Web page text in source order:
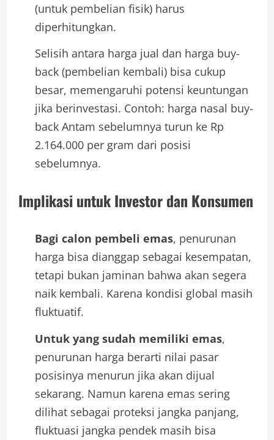
(untuk pembelian fisik) harus
diperhitungkan.
Selisih antara harga jual dan harga buy-
back (pembelian kembali) bisa cukup
besar, memengaruhi potensi keuntungan
jika berinvestasi. Contoh: harga nasal buy-
back Antam sebelumnya turun ke Rp
2.164.000 per gram dari posisi
sebelumnya.
Implikasi untuk Investor dan Konsumen
Bagi calon pembeli emas, penurunan
harga bisa dianggap sebagai kesempatan,
tetapi bukan jaminan bahwa akan segera
naik kembali. Karena kondisi global masih
fluktuatif.
Untuk yang sudah memiliki emas,
penurunan harga berarti nilai pasar
posisinya menurun jika akan dijual
sekarang. Namun karena emas sering
dilihat sebagai proteksi jangka panjang,
fluktuasi jangka pendek masih bisa